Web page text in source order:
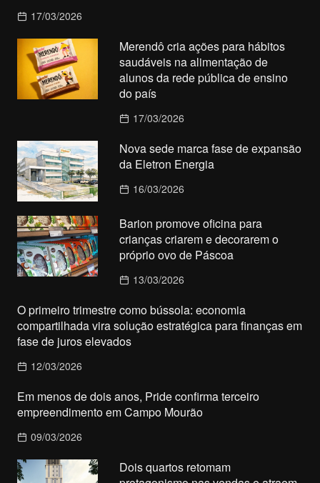
17/03/2026
Merendô cria ações para hábitos
saudáveis na alimentação de
alunos da rede pública de ensino
do país
17/03/2026
Nova sede marca fase de expansão
da Eletron Energia
16/03/2026
Barion promove oficina para
crianças criarem e decorarem o
próprio ovo de Páscoa
13/03/2026
O primeiro trimestre como bússola: economia
compartilhada vira solução estratégica para finanças em
fase de juros elevados
12/03/2026
Em menos de dois anos, Pride confirma terceiro
empreendimento em Campo Mourão
09/03/2026
Dois quartos retomam